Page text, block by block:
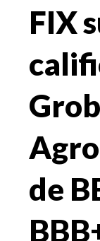
FIX
de